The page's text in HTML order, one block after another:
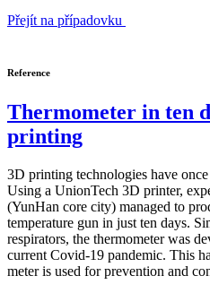
Přejít na případovku
Reference
Thermometer in ten
printing
3D printing technologies have
Using a UnionTech 3D printer,
(YunHan core city) managed to
temperature gun in just ten days.
respirators, the thermometer was
current Covid-19 pandemic. This
meter is used for prevention and